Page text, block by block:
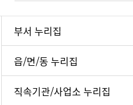
부서 누리집
읍/면/동 누리집
직속기관/사업소 누리집